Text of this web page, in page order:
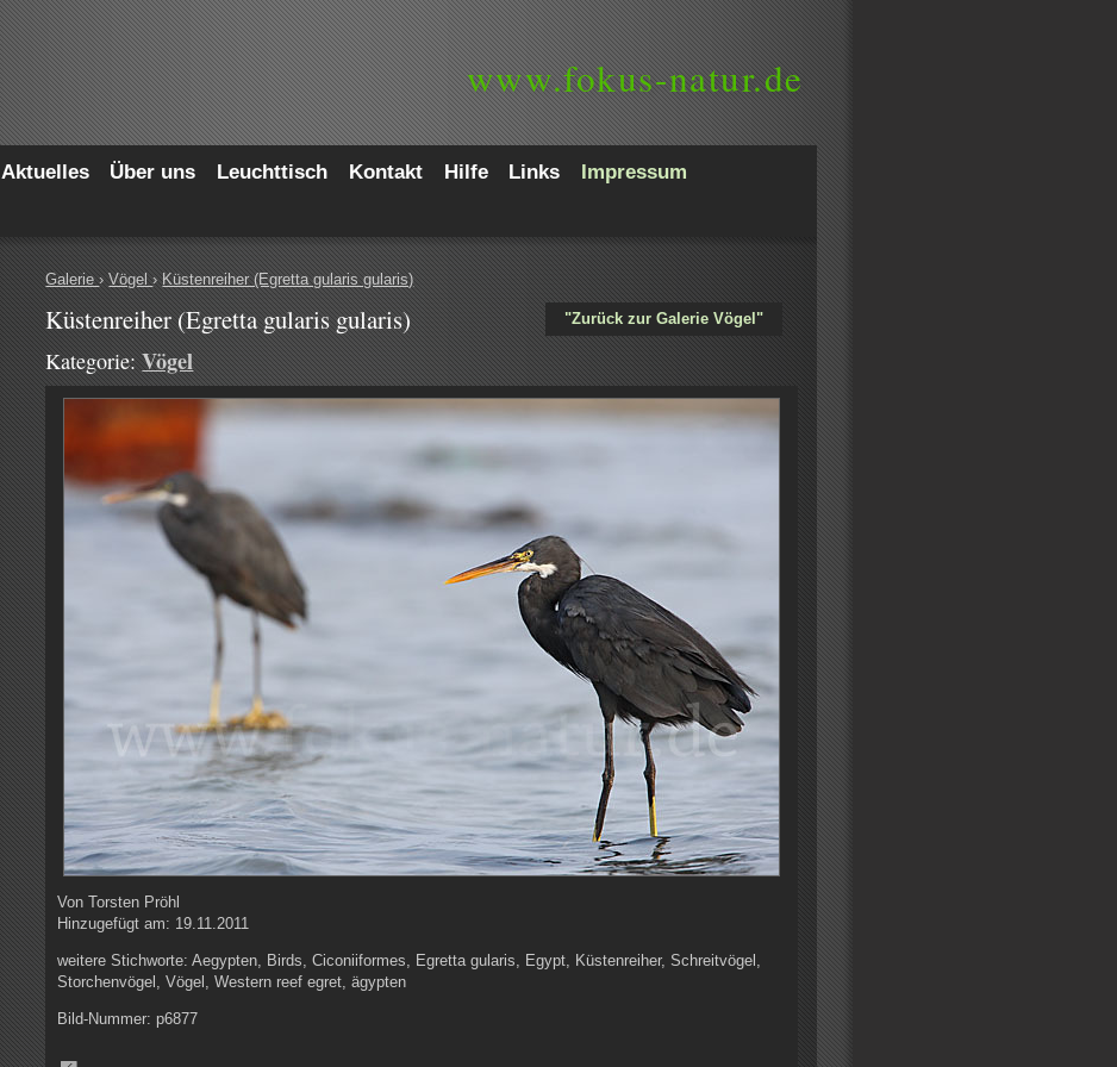
www.fokus-natur.de
Aktuelles Über uns Leuchttisch Kontakt Hilfe Links
Impressum
Galerie›Vögel› Küstenreiher (Egretta gularis gularis)
"Zurück zur Galerie Vögel"
Küstenreiher (Egretta gularis gularis)
Kategorie:Vögel
VonTorsten Pröhl
Hinzugefügt am: 19.11.2011
weitere Stichworte:Aegypten, Birds, Ciconiiformes, Egretta gularis, Egypt, Küstenreiher, Schreitvögel,
Storchenvögel, Vögel, Western reef egret, ägypten
Bild-Nummer: p6877